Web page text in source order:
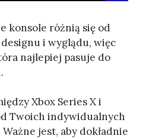
konsole różnią się od
i wyglądu, więc
najlepiej pasuje do
Xbox Series X i
Twoich indywidualnych
jest, aby dokładnie